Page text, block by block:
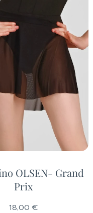
OLSEN- Grand
Prix
18,00 €